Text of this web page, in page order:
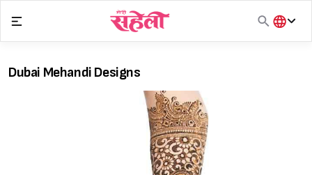
content
हिंदी
Dubai Mehandi Designs